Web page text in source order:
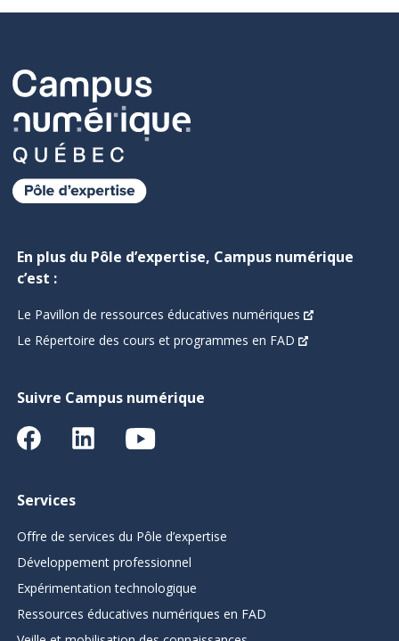
En plus du Pôle d’expertise, Campus numérique
c’est :
Le Pavillon de ressources éducatives numériques
Le Répertoire des cours et programmes en FAD
Suivre Campus numérique
Services
Offre de services du Pôle d’expertise
Développement professionnel
Expérimentation technologique
Ressources éducatives numériques en FAD